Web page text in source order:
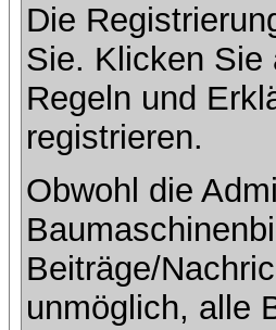
Die
Sie. Klicken Sie
Regeln und
registrieren.
Obwohl die
Beiträge/
unmöglich, alle